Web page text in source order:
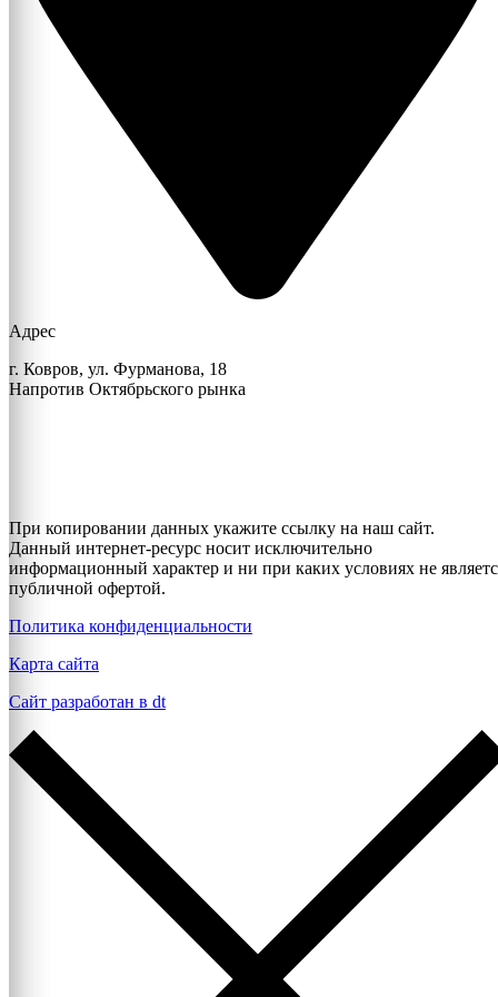
Адрес
г. Ковров, ул. Фурманова, 18
Напротив Октябрьского рынка
При копировании данных укажите ссылку на наш сайт.
Данный интернет-ресурс носит исключительно
информационный характер и ни при каких условиях не
публичной офертой.
Политика конфиденциальности
Карта сайта
Сайт разработан в dt